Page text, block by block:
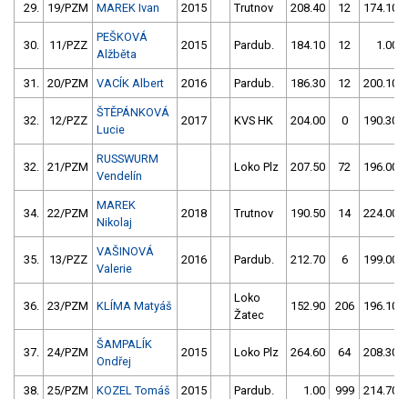
29. 19/PZM MAREK Ivan 2015 Trutnov 208.40 12 174.10
30. 11/PZZ
PEŠKOVÁ
Alžběta
2015 Pardub. 184.10 12 1.00
31. 20/PZM VACÍK Albert 2016 Pardub. 186.30 12 200.10
32. 12/PZZ
ŠTĚPÁNKOVÁ
Lucie
2017 KVS HK 204.00 0 190.30
32. 21/PZM
RUSSWURM
Vendelín
Loko Plz 207.50 72 196.00
34. 22/PZM
MAREK
Nikolaj
2018 Trutnov 190.50 14 224.00
35. 13/PZZ
VAŠINOVÁ
Valerie
2016 Pardub. 212.70 6 199.00
36. 23/PZM KLÍMA Matyáš
Loko
Žatec
152.90 206 196.10
37. 24/PZM
ŠAMPALÍK
Ondřej
2015 Loko Plz 264.60 64 208.30
38. 25/PZM KOZEL Tomáš 2015 Pardub. 1.00 999 214.70